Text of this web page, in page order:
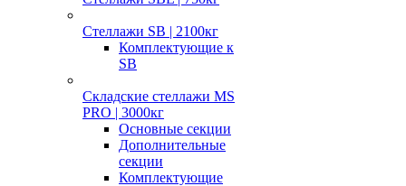
Стеллажи SB | 2100кг
Комплектующие к
SB
Складские стеллажи MS
PRO | 3000кг
Основные секции
Дополнительные
секции
Комплектующие